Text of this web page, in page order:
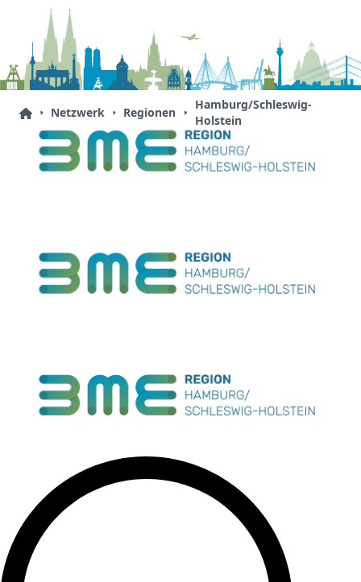
Netzwerk Regionen
Hamburg/Schleswig-
Holstein